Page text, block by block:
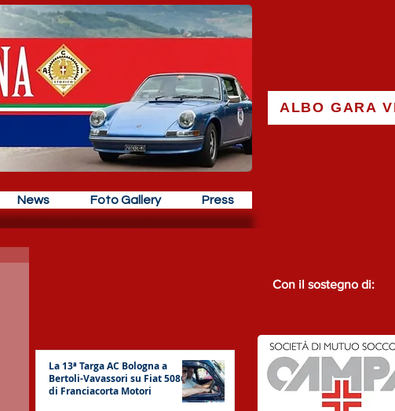
ALBO GARA
News Foto Gallery Press
La 13ª Targa AC Bologna a
Bertoli-Vavassori su Fiat 508C
di Franciacorta Motori
Con il sostegno di: